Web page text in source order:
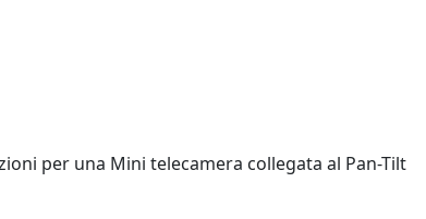
per una Mini telecamera collegata al Pan-Tilt